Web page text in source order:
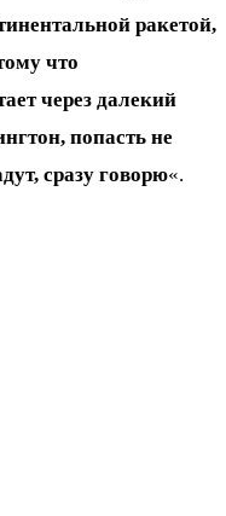
ракетой,
что
через далекий
попасть не
сразу говорю«.